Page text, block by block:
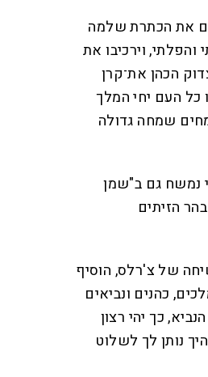
את הכתרת שלמה
והפלתי, וירכיבו את
הכהן את־קרן
כל העם יחי המלך
שמחה גדולה
נמשח גם ב"שמן
הזיתים
של צ'רלס, הוסיף
כהנים ונביאים
כך יהי רצון
נותן לך לשלוט